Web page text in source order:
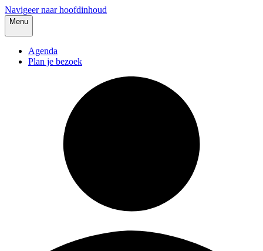
Navigeer naar hoofdinhoud
Menu
Agenda
Plan je bezoek